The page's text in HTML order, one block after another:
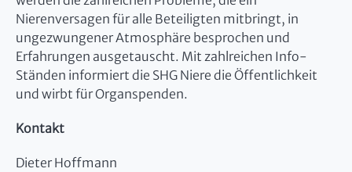
Nierenversagen für alle Beteiligten mitbringt, in
ungezwungener Atmosphäre besprochen und
Erfahrungen ausgetauscht. Mit zahlreichen Info-
Ständen informiert die SHG Niere die Öffentlichkeit
und wirbt für Organspenden.
Kontakt
Dieter Hoffmann